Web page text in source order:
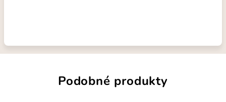
Podobné produkty